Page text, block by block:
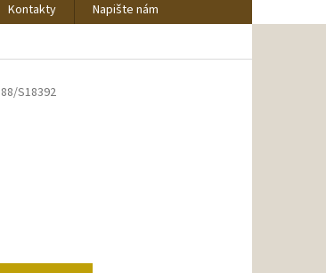
Kontakty
Napište nám
88/S18392